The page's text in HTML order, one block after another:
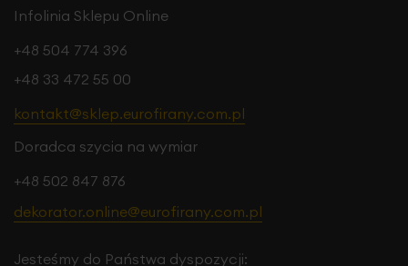
Infolinia Sklepu Online
+48 504 774 396
+48 33 472 55 00
kontakt@sklep.eurofirany.com.pl
Doradca szycia na wymiar
+48 502 847 876
dekorator.online@eurofirany.com.pl
Jesteśmy do Państwa dyspozycji: